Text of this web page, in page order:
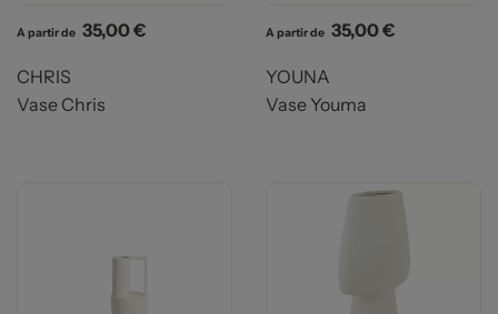
A partir de Prix
35,00 €
CHRIS
Vase Chris
A partir de Prix
35,00 €
YOUNA
Vase Youma